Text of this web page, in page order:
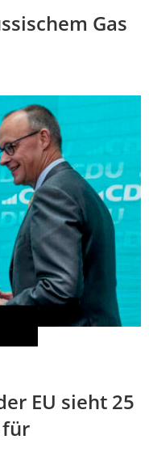
Gas
EU sieht 25